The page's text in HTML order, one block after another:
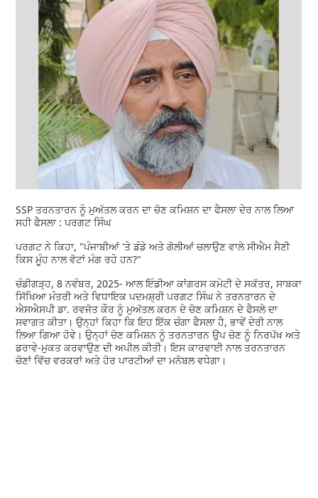
SSP ਤਰਨਤਾਰਨ ਨੂੰ ਮੁਅੱਤਲ ਕਰਨ ਦਾ ਚੋਣ ਕਮਿਸ਼ਨ ਦਾ ਫੈਸਲਾ ਦੇਰ ਨਾਲ ਲਿਆ
ਸਹੀ ਫੈਸਲਾ : ਪਰਗਟ ਸਿੰਘ
ਪਰਗਟ ਨੇ ਕਿਹਾ, "ਪੰਜਾਬੀਆਂ 'ਤੇ ਡੰਡੇ ਅਤੇ ਗੋਲੀਆਂ ਚਲਾਉਣ ਵਾਲੇ ਸੀਐਮ ਸੈਣੀ
ਕਿਸ ਮੂੰਹ ਨਾਲ ਵੋਟਾਂ ਮੰਗ ਰਹੇ ਹਨ?"
ਚੰਡੀਗੜ੍ਹ, 8 ਨਵੰਬਰ, 2025- ਆਲ ਇੰਡੀਆ ਕਾਂਗਰਸ ਕਮੇਟੀ ਦੇ ਸਕੱਤਰ, ਸਾਬਕਾ
ਸਿੱਖਿਆ ਮੰਤਰੀ ਅਤੇ ਵਿਧਾਇਕ ਪਦਮਸ਼੍ਰੀ ਪਰਗਟ ਸਿੰਘ ਨੇ ਤਰਨਤਾਰਨ ਦੇ
ਐਸਐਸਪੀ ਡਾ. ਰਵਜੋਤ ਕੌਰ ਨੂੰ ਮੁਅੱਤਲ ਕਰਨ ਦੇ ਚੋਣ ਕਮਿਸ਼ਨ ਦੇ ਫੈਸਲੇ ਦਾ
ਸਵਾਗਤ ਕੀਤਾ। ਉਨ੍ਹਾਂ ਕਿਹਾ ਕਿ ਇਹ ਇੱਕ ਚੰਗਾ ਫੈਸਲਾ ਹੈ, ਭਾਵੇਂ ਦੇਰੀ ਨਾਲ
ਲਿਆ ਗਿਆ ਹੋਵੇ। ਉਨ੍ਹਾਂ ਚੋਣ ਕਮਿਸ਼ਨ ਨੂੰ ਤਰਨਤਾਰਨ ਉਪ ਚੋਣ ਨੂੰ ਨਿਰਪੱਖ ਅਤੇ
ਡਰਾਵੇ-ਮੁਕਤ ਕਰਵਾਉਣ ਦੀ ਅਪੀਲ ਕੀਤੀ। ਇਸ ਕਾਰਵਾਈ ਨਾਲ ਤਰਨਤਾਰਨ
ਚੋਣਾਂ ਵਿੱਚ ਵਰਕਰਾਂ ਅਤੇ ਹੋਰ ਪਾਰਟੀਆਂ ਦਾ ਮਨੋਬਲ ਵਧੇਗਾ।